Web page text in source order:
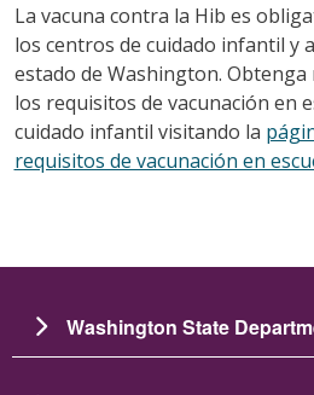
La vacuna contra la Hib es
los centros de cuidado infantil y
estado de Washington.
los requisitos de vacunación en
cuidado infantil visitando la
requisitos de vacunación en
Washington State